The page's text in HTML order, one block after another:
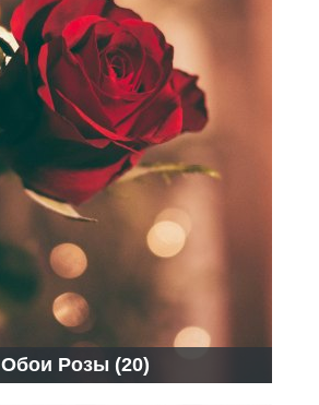
Обои Розы (20)